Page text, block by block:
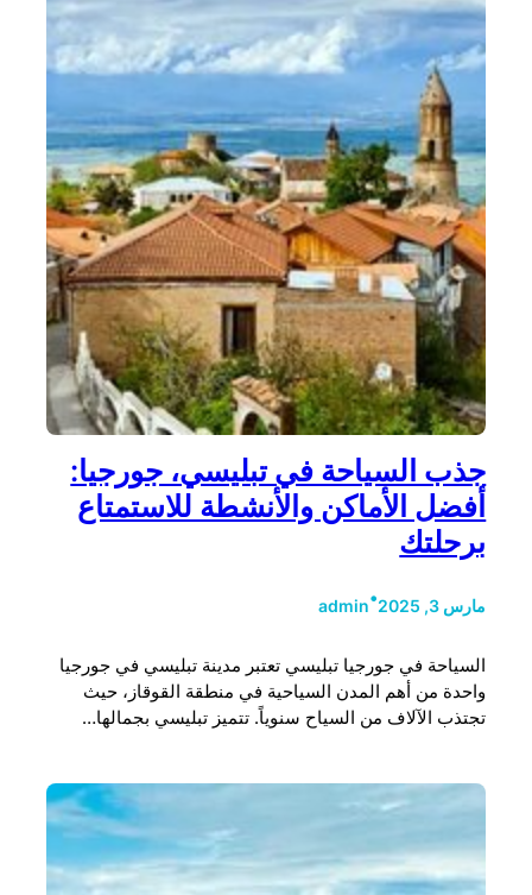
جذب السياحة في تبليسي، جورجيا:
أفضل الأماكن والأنشطة للاستمتاع
برحلتك
مارس 3, 2025 •
admin
السياحة في جورجيا تبليسي تعتبر مدينة تبليسي في جورجيا
واحدة من أهم المدن السياحية في منطقة القوقاز، حيث
تجتذب الآلاف من السياح سنوياً. تتميز تبليسي بجمالها…